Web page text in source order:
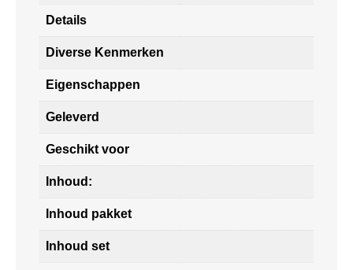
Details
Diverse Kenmerken
Eigenschappen
Geleverd
Geschikt voor
Inhoud:
Inhoud pakket
Inhoud set